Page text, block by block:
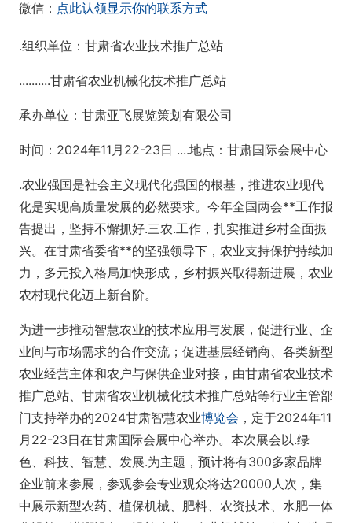
微信： 点此认领显示你的联系方式
.组织单位：甘肃省农业技术推广总站
..........甘肃省农业机械化技术推广总站
承办单位：甘肃亚飞展览策划有限公司
时间：2024年11月22-23日 ....地点：甘肃国际会展中心
.农业强国是社会主义现代化强国的根基，推进农业现代
化是实现高质量发展的必然要求。今年全国两会**工作报
告提出，坚持不懈抓好.三农.工作，扎实推进乡村全面振
兴。在甘肃省委省**的坚强领导下，农业支持保护持续加
力，多元投入格局加快形成，乡村振兴取得新进展，农业
农村现代化迈上新台阶。
为进一步推动智慧农业的技术应用与发展，促进行业、企
业间与市场需求的合作交流；促进基层经销商、各类新型
农业经营主体和农户与保供企业对接，由甘肃省农业技术
推广总站、甘肃省农业机械化技术推广总站等行业主管部
门支持举办的2024甘肃智慧农业博览会 ，定于2024年11
月22-23日在甘肃国际会展中心举办。本次展会以.绿
色、科技、智慧、发展.为主题，预计将有300多家品牌
企业前来参展，参观参会专业观众将达20000人次，集
中展示新型农药、植保机械、肥料、农资技术、水肥一体